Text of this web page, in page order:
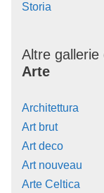
Storia
Altre gallerie
Arte
Architettura
Art brut
Art deco
Art nouveau
Arte Celtica